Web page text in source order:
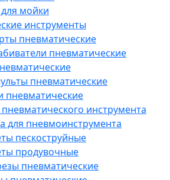
мойки
инструменты
пневматические
пневматические
пневматические
пневматические
инструмента
для пневмоинструмента
пескоструйные
продувочные
пневматические